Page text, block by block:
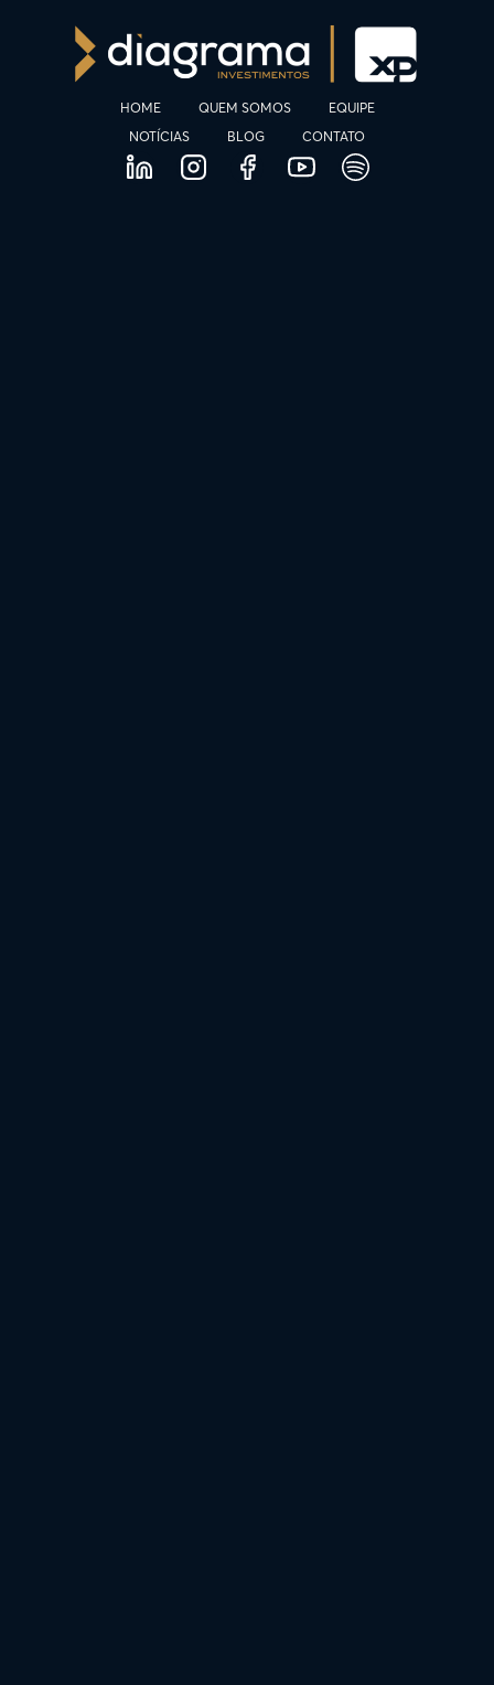
HOME QUEM SOMOS
EQUIPE
NOTÍCIAS
BLOG CONTATO